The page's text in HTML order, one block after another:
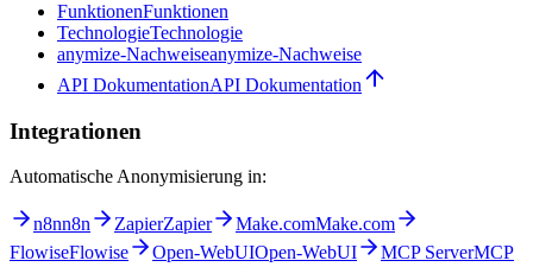
FunktionenFunktionen
TechnologieTechnologie
anymize-Nachweiseanymize-Nachweise
API DokumentationAPI Dokumentation
Integrationen
Automatische Anonymisierung in:
n8nn8n ZapierZapier Make.comMake.com
FlowiseFlowise Open-WebUIOpen-WebUI MCP ServerMCP